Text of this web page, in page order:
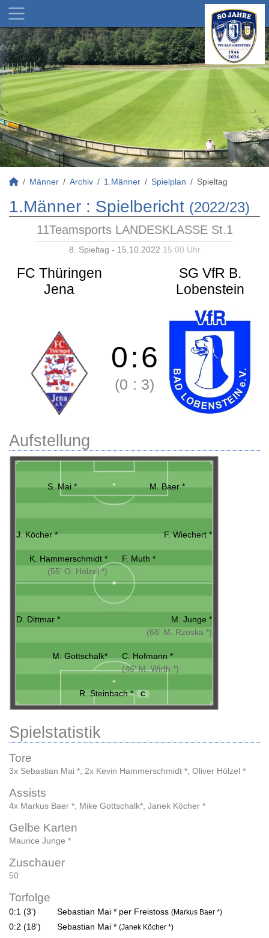
Männer Archiv 1.Männer Spielplan Spieltag
1.Männer : Spielbericht (2022/23)
11Teamsports LANDESKLASSE St.1
8. Spieltag - 15.10.2022 15:00 Uhr
FC Thüringen
Jena
SG VfR B.
Lobenstein
0:6
(0 : 3)
Aufstellung
S. Mai * M. Baer *
J. Köcher * F. Wiechert *
K. Hammerschmidt *
(55' O. Hölzel *)
F. Muth *
D. Dittmar *
M. Junge *
(68' M. Rzoska *)
M. Gottschalk*
C. Hofmann *
(46' M. Wirth *)
R. Steinbach * C
Spielstatistik
Tore
3x Sebastian Mai * 2x Kevin Hammerschmidt * Oliver Hölzel *
Assists
4x Markus Baer * Mike Gottschalk* Janek Köcher *
Gelbe Karten
Maurice Junge *
Zuschauer
50
Torfolge
0:1 (3') Sebastian Mai * per Freistoss (Markus Baer *)
0:2 (18') Sebastian Mai * (Janek Köcher *)